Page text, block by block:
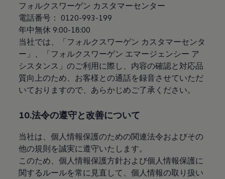
フォルクスワーゲン カスタマーセンター
電話番号： 0120-993-199
年中無休 9:00-18:00
当社では、「フォルクスワーゲン カスタマーセンタ
ー」、「フォルクスワーゲン エマージェンシー ア
シスタンス」のご利用に際し、内容の確認と対応品
質向上のため、お客様との通話を録音させていただ
いておりますので、あらかじめご了承ください。
10.法令の遵守と改善について
当社は、個人情報保護のための関連法令およびその
他の規則を誠実に遵守いたします。
このため、個人情報保護方針および個人情報保護に
関するルールを常に見直して、個人情報の取り扱い